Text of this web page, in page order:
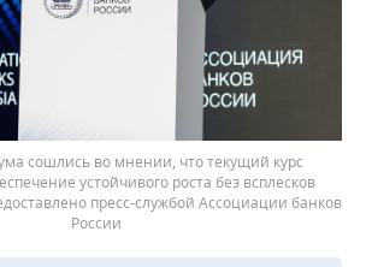
сошлись во мнении, что текущий курс
устойчивого роста без всплесков
пресс-службой Ассоциации банков
России